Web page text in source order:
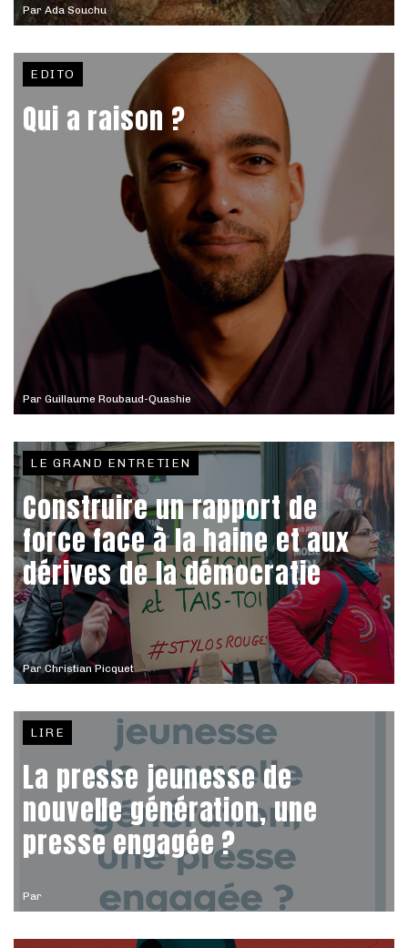
Par Ada Souchu
Par Guillaume Roubaud-Quashie
EDITO
Qui a raison ?
Par Christian Picquet
LE GRAND ENTRETIEN
Construire un rapport de
force face à la haine et aux
dérives de la démocratie
Par
LIRE
La presse jeunesse de
nouvelle génération, une
presse engagée ?